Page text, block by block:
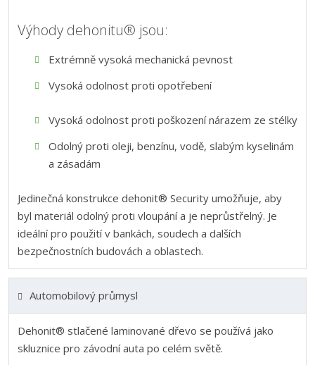
Výhody dehonitu® jsou:
Extrémně vysoká mechanická pevnost
Vysoká odolnost proti opotřebení
Vysoká odolnost proti poškození nárazem ze stélky
Odolný proti oleji, benzínu, vodě, slabým kyselinám
a zásadám
Jedinečná konstrukce dehonit® Security umožňuje, aby
byl materiál odolný proti vloupání a je neprůstřelný. Je
ideální pro použití v bankách, soudech a dalších
bezpečnostních budovách a oblastech.
Automobilový průmysl
Dehonit® stlačené laminované dřevo se používá jako
skluznice pro závodní auta po celém světě.